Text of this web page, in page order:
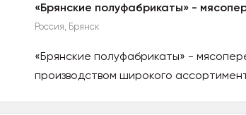
«Брянские полуфабрикаты» -
Россия, Брянск
«Брянские полуфабрикаты» -
производством широкого